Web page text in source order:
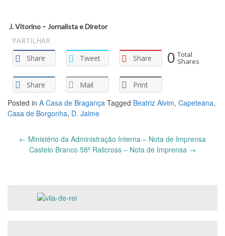
J. Vitorino – Jornalista e Diretor
PARTILHAR
Share
Tweet Share
Share Mail Print
0 Total
Shares
Posted in A Casa de Bragança Tagged Beatriz Alvim, Capeteana,
Casa de Borgonha, D. Jaime
Post
navigation
← Ministério da Administração Interna – Nota de Imprensa
Castelo Branco 58º Ralicross – Nota de Imprensa →